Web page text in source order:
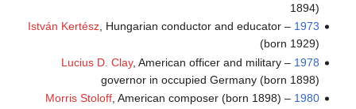
1894)
1973
–
István Kertész, Hungarian conductor and educator
(born 1929)
1978
–
Lucius D. Clay, American officer and military
governor in occupied Germany (born 1898)
1980
–
Morris Stoloff, American composer (born 1898)